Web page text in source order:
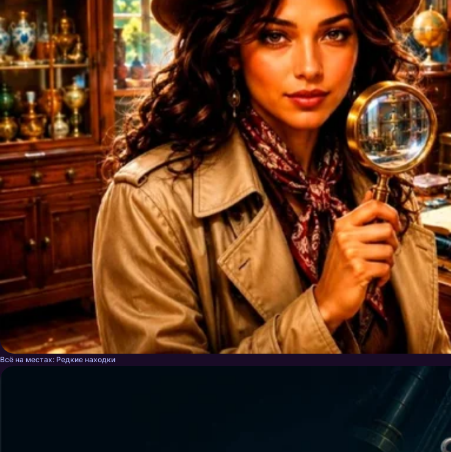
Всё на местах: Редкие находки